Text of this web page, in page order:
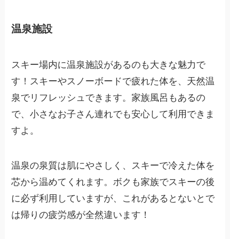
温泉施設
スキー場内に温泉施設があるのも大きな魅力で
す！スキーやスノーボードで疲れた体を、天然温
泉でリフレッシュできます。家族風呂もあるの
で、小さなお子さん連れでも安心して利用できま
すよ。
温泉の泉質は肌にやさしく、スキーで冷えた体を
芯から温めてくれます。ボクも家族でスキーの後
に必ず利用していますが、これがあるとないとで
は帰りの疲労感が全然違います！